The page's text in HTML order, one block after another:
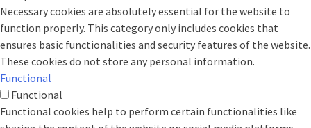
Necessary cookies are absolutely essential for the website to
function properly. This category only includes cookies that
ensures basic functionalities and security features of the website.
These cookies do not store any personal information.
Functional
Functional
Functional cookies help to perform certain functionalities like